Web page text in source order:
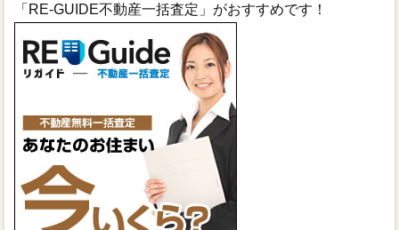
「RE-GUIDE不動産一括査定」がおすすめです！